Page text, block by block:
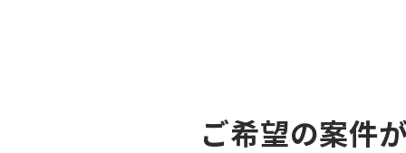
ご希望の案件